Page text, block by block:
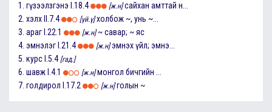
1. гүзээлзгэнэ I.18.4 [ж.н] сайхан амттай н...
2. хэлх II.7.4 [үй.ү] холбож ~, унь ~...
3. араг I.22.1 [ж.н] ~ савар; ~ яс
4. эмнэлэг I.21.4 [ж.н] эмнэх үйл; эмнэ...
5. курс I.5.4 [гад.]
6. шавж I.4.1 [ж.н] монгол бичгийн ...
7. голдирол I.17.2 [ж.н] голын ~